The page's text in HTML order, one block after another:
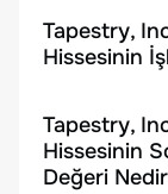
Tapestry,
Hissesinin
Tapestry,
Hissesinin
Değeri